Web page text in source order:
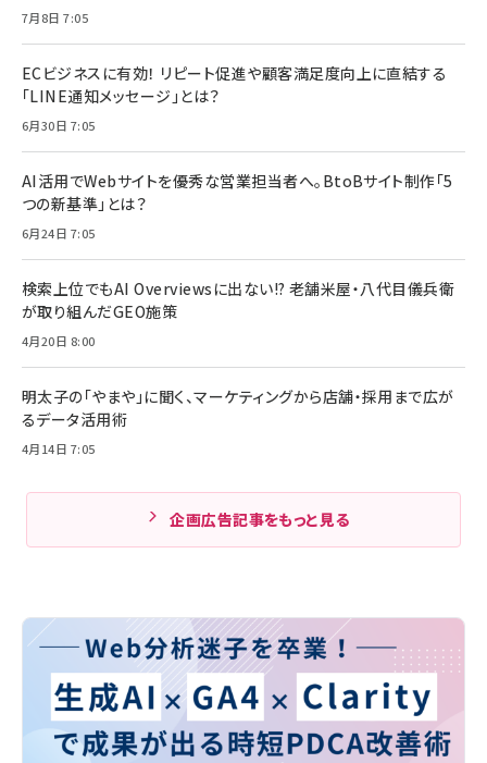
7月8日 7:05
ECビジネスに有効！ リピート促進や顧客満足度向上に直結する
「LINE通知メッセージ」とは？
6月30日 7:05
AI活用でWebサイトを優秀な営業担当者へ。BtoBサイト制作「5
つの新基準」とは？
6月24日 7:05
検索上位でもAI Overviewsに出ない!? 老舗米屋・八代目儀兵衛
が取り組んだGEO施策
4月20日 8:00
明太子の「やまや」に聞く、マーケティングから店舗・採用まで広が
るデータ活用術
4月14日 7:05
企画広告記事をもっと見る